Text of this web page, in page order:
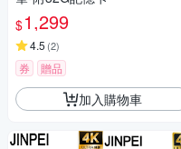
$1,299
4.5 (2)
券 贈品
加入購物車